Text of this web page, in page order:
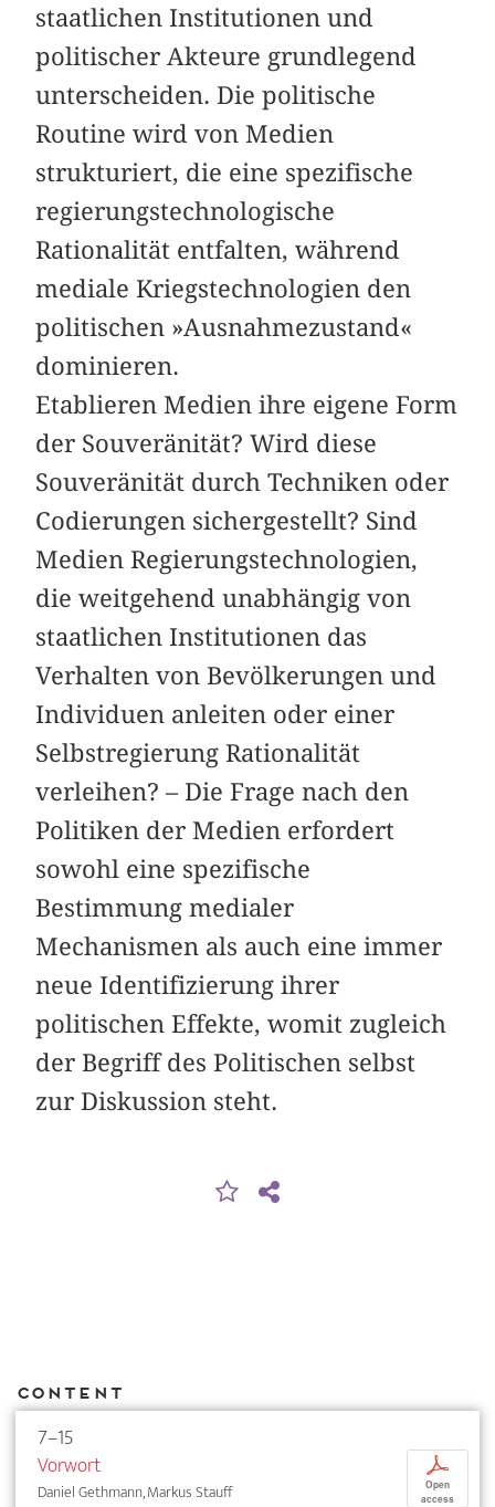
staatlichen Institutionen und
politischer Akteure grundlegend
unterscheiden. Die politische
Routine wird von Medien
strukturiert, die eine spezifische
regierungstechnologische
Rationalität entfalten, während
mediale Kriegstechnologien den
politischen »Ausnahmezustand«
dominieren.
Etablieren Medien ihre eigene Form
der Souveränität? Wird diese
Souveränität durch Techniken oder
Codierungen sichergestellt? Sind
Medien Regierungstechnologien,
die weitgehend unabhängig von
staatlichen Institutionen das
Verhalten von Bevölkerungen und
Individuen anleiten oder einer
Selbstregierung Rationalität
verleihen? – Die Frage nach den
Politiken der Medien erfordert
sowohl eine spezifische
Bestimmung medialer
Mechanismen als auch eine immer
neue Identifizierung ihrer
politischen Effekte, womit zugleich
der Begriff des Politischen selbst
zur Diskussion steht.
Content
7–15
Vorwort
Daniel Gethmann, Markus Stauff
p
Open
access